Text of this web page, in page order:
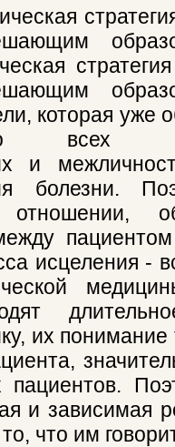
которая уже
всех
и
болезни.
отношении,
исцеления -
их
и зависимая
что им